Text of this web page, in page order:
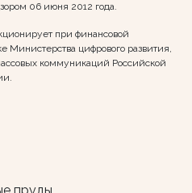
06 июня 2012 года.
при финансовой
Министерства цифрового развития,
коммуникаций Российской